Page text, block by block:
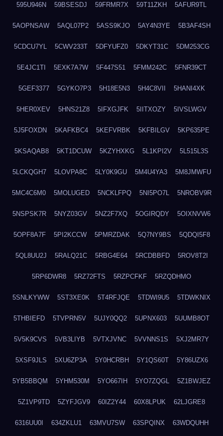
595U946N 59BSESDJ 59FRMR7X 59T11ZKH 5AFUR9TL
5AOPNSAW 5AQL07P2 5ASS9KJO 5AY4N3YE 5B3AF4SH
5CDCU7YL 5CWV233T 5DFYUFZ0 5DKYT31C 5DM253CG
5E4JC1TI 5EXK7A7W 5F447S51 5FMM242C 5FNR39CT
5GEF3377 5GYKO7P3 5H18E5N3 5H4C8VII 5HANI4XK
5HER0XEV 5HNS21Z8 5IFXGJFK 5IITXOZY 5IVSLWGV
5J5FOXDN 5KAFKBC4 5KEFVRBK 5KFBILGV 5KP635PE
5KSAQAB8 5KT1DCUW 5KZYHXKG 5L1KPI2V 5L515L3S
5LCKQGH7 5LOVPA8C 5LY0K9GU 5M4U4YA3 5M8JMWFU
5MC4C6M0 5MOLUGED 5NCKLFPQ 5NI5PO7L 5NROBV9R
5NSPSK7R 5NYZ03GV 5NZ2F7XQ 5OGIRQDY 5OIXNVW6
5OPF8A7F 5PI2KCCW 5PMRZDAK 5Q7NY9BS 5QDQI5F8
5QL8UU2J 5RALQ21C 5RBG4E64 5RCDBBFD 5ROV8T2I
5RP6DWR8 5RZ72FTS 5RZPCFKF 5RZQDHMO
5SNLKYWW 5ST3XE0K 5T4RFJQE 5TDWI9U5 5TDWKNIX
5THBIEFD 5TVPRN5V 5UJY0QQ2 5UPNX603 5UUMB8OT
5V5K9CVS 5VB3LIYB 5VTXJVNC 5VVNNS1S 5XJ2MR7Y
5XSF9JLS 5XU6ZP3A 5Y0HCRBH 5Y1QS60T 5Y86UZX6
5YB5BBQM 5YHM530M 5YO667IH 5YO7ZQGL 5Z1BWJEZ
5Z1VP9TD 5ZYFJGV9 60IZ2Y44 60X8LPUK 62LJGRE8
6316UU0I 634ZKLU1 63MVU7SW 63SPQINX 63WDQUHH